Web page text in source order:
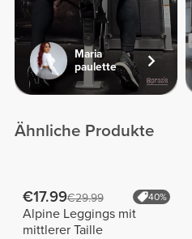
Maria
paulette
Ähnliche Produkte
€17.99€29.99 40%
Alpine Leggings mit
mittlerer Taille